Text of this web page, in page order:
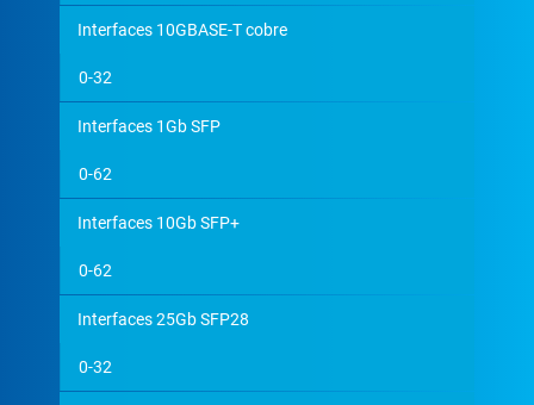
Interfaces 10GBASE-T cobre
0-32
Interfaces 1Gb SFP
0-62
Interfaces 10Gb SFP+
0-62
Interfaces 25Gb SFP28
0-32